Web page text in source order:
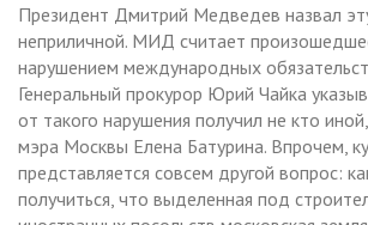
Президент Дмитрий Медведев назвал
неприличной. МИД считает
нарушением международных
Генеральный прокурор Юрий Чайка
от такого нарушения получил не кто иной,
мэра Москвы Елена Батурина. Впрочем,
представляется совсем другой вопрос:
получиться, что выделенная под